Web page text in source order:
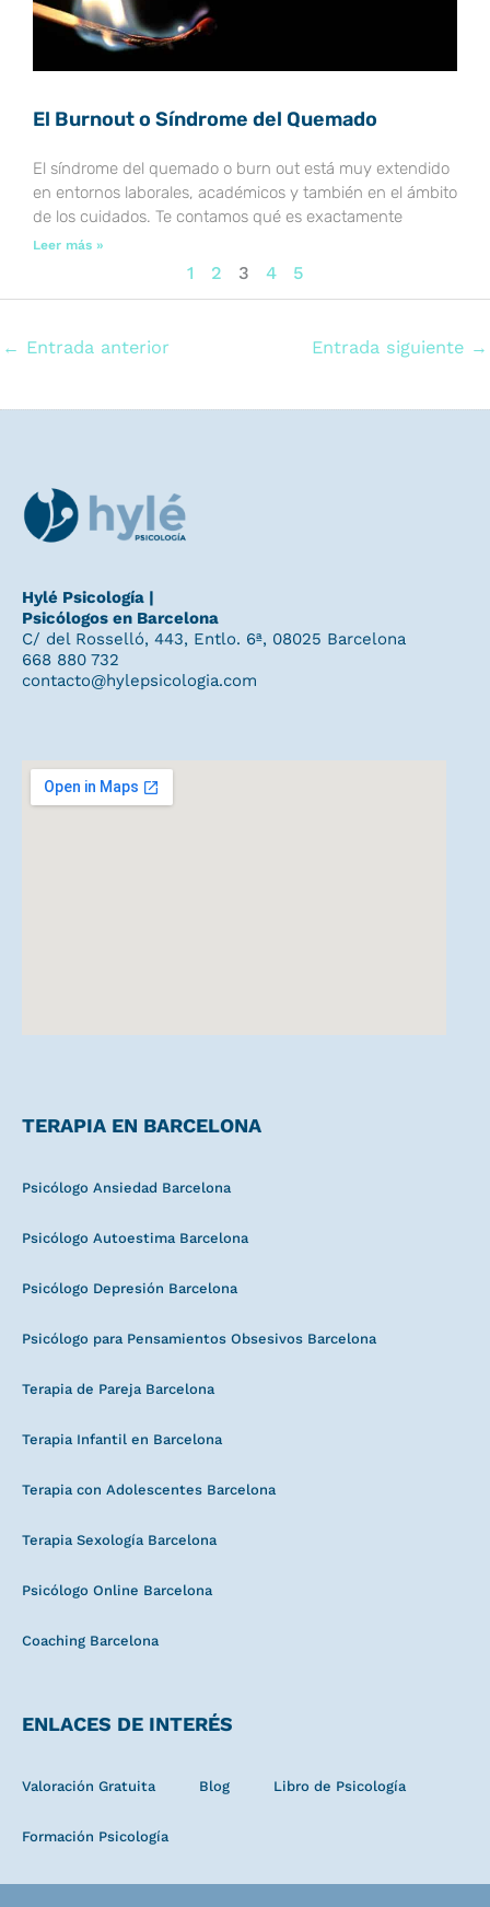
El Burnout o Síndrome del Quemado
El síndrome del quemado o burn out está muy extendido
en entornos laborales, académicos y también en el ámbito
de los cuidados. Te contamos qué es exactamente
Leer más »
1 2 3 4 5
← Entrada anterior Entrada siguiente →
Hylé Psicología |
Psicólogos en Barcelona
C/ del Rosselló, 443, Entlo. 6ª, 08025 Barcelona
668 880 732
contacto@hylepsicologia.com
TERAPIA EN BARCELONA
Psicólogo Ansiedad Barcelona
Psicólogo Autoestima Barcelona
Psicólogo Depresión Barcelona
Psicólogo para Pensamientos Obsesivos Barcelona
Terapia de Pareja Barcelona
Terapia Infantil en Barcelona
Terapia con Adolescentes Barcelona
Terapia Sexología Barcelona
Psicólogo Online Barcelona
Coaching Barcelona
ENLACES DE INTERÉS
Valoración Gratuita Blog Libro de Psicología
Formación Psicología